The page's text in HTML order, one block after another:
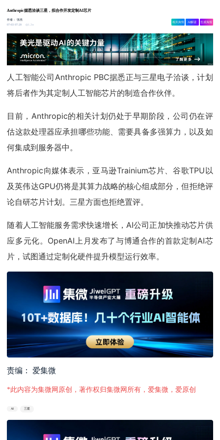
Anthropic据悉洽谈三星，拟合作开发定制AI芯片
作者：张杰
07-03 07:20
1.2w
相关舆情 AI解读 生成海报
人工智能公司Anthropic PBC据悉正与三星电子洽谈，计划
将后者作为其定制人工智能芯片的制造合作伙伴。
目前，Anthropic的相关计划仍处于早期阶段，公司仍在评
估这款处理器应承担哪些功能、需要具备多强算力，以及如
何集成到服务器中。
Anthropic向媒体表示，亚马逊Trainium芯片、谷歌TPU以
及英伟达GPU仍将是其算力战略的核心组成部分，但拒绝评
论自研芯片计划。三星方面也拒绝置评。
随着人工智能服务需求快速增长，AI公司正加快推动芯片供
应多元化。OpenAI上月发布了与博通合作的首款定制AI芯
片，试图通过定制化硬件提升模型运行效率。
责编： 爱集微
*此内容为集微网原创，著作权归集微网所有，爱集微，爱原创
AI 三星